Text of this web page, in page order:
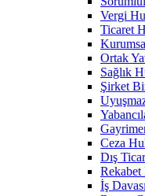
Vergi
Ticaret
Ortak
Sağlık
Şirket
Ceza
Dış
İş